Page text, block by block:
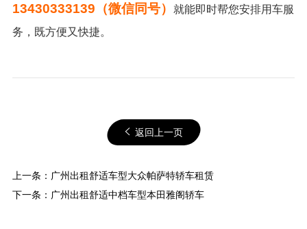
13430333139（微信同号）
就能即时帮您安排用车服
务，既方便又快捷。
返回上一页
上一条： 广州出租舒适车型大众帕萨特轿车租赁
下一条： 广州出租舒适中档车型本田雅阁轿车